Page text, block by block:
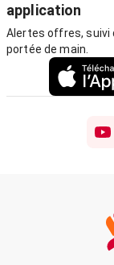
application
Alertes offres, suivi
portée de main.